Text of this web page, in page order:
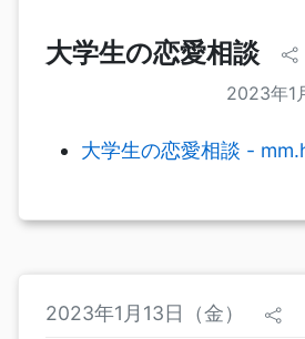
大学生の恋愛相談
2023年1
大学生の恋愛相談 -
2023年1月13日（金）